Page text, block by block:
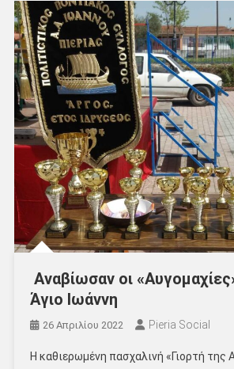
Αναβίωσαν οι
Άγιο Ιωάννη
26 Απριλίου 2022 Pieria Social
H καθιερωμένη πασχαλινή «Γιορτή της